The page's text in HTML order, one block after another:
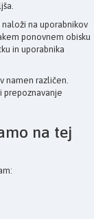
na uporabnikov
ponovnem obisku
in uporabnika
namen različen.
prepoznavanje
na tej